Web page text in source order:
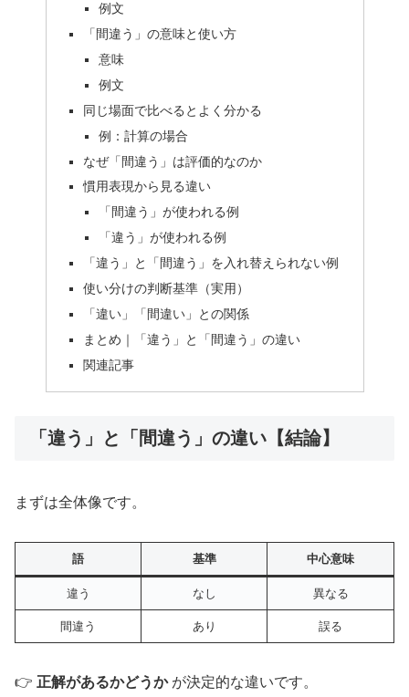
例文
「間違う」の意味と使い方
意味
例文
同じ場面で比べるとよく分かる
例：計算の場合
なぜ「間違う」は評価的なのか
慣用表現から見る違い
「間違う」が使われる例
「違う」が使われる例
「違う」と「間違う」を入れ替えられない例
使い分けの判断基準（実用）
「違い」「間違い」との関係
まとめ｜「違う」と「間違う」の違い
関連記事
「違う」と「間違う」の違い【結論】
まずは全体像です。
語 基準 中心意味
違う なし 異なる
間違う あり 誤る
👉 正解があるかどうかが決定的な違いです。